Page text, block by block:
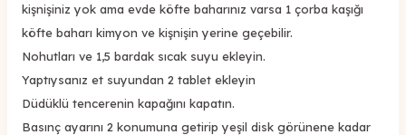
kişnişiniz yok ama evde köfte baharınız varsa 1 çorba kaşığı
köfte baharı kimyon ve kişnişin yerine geçebilir.
Nohutları ve 1,5 bardak sıcak suyu ekleyin.
Yaptıysanız et suyundan 2 tablet ekleyin
Düdüklü tencerenin kapağını kapatın.
Basınç ayarını 2 konumuna getirip yeşil disk görünene kadar